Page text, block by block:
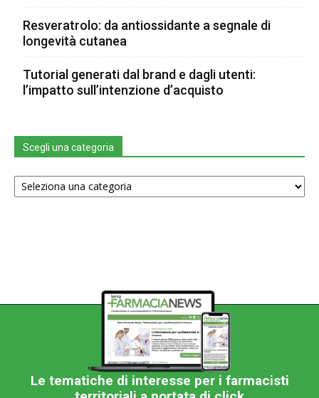
Resveratrolo: da antiossidante a segnale di
longevità cutanea
Tutorial generati dal brand e dagli utenti:
l’impatto sull’intenzione d’acquisto
Scegli una categoria
Scegli
una
Le tematiche di interesse per i farmacisti